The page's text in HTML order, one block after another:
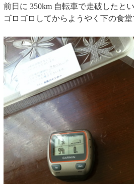
前日に 350km 自転車で走破したと
ゴロゴロしてからようやく下の食